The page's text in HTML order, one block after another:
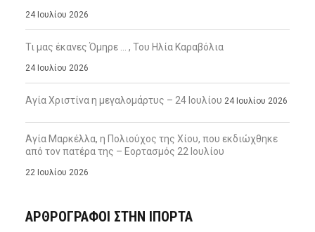
24 Ιουλίου 2026
Τι μας έκανες Όμηρε … , Του Ηλία Καραβόλια
24 Ιουλίου 2026
Αγία Χριστίνα η μεγαλομάρτυς – 24 Ιουλίου 24 Ιουλίου 2026
Αγία Μαρκέλλα, η Πολιούχος της Χίου, που εκδιώχθηκε
από τον πατέρα της – Εορτασμός 22 Ιουλίου
22 Ιουλίου 2026
ΑΡΘΡΟΓΡΑΦΟΙ ΣΤΗΝ IΠΟΡΤΑ